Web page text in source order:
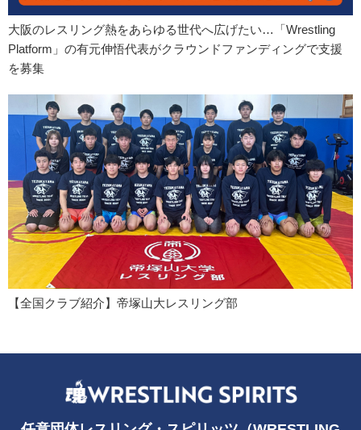
大阪のレスリング熱をあらゆる世代へ広げたい…「Wrestling
Platform」の有元伸悟代表がクラウンドファンディングで支援
を募集
【全国クラブ紹介】帝塚山大レスリング部